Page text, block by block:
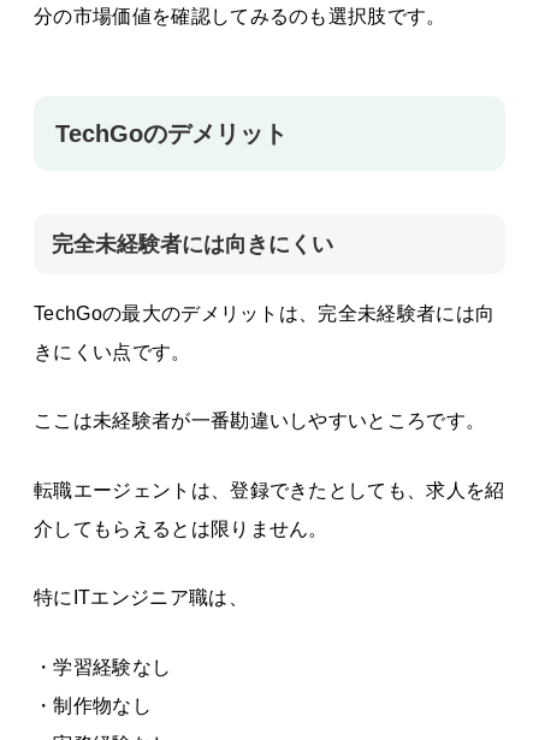
分の市場価値を確認してみるのも選択肢です。
TechGoのデメリット
完全未経験者には向きにくい
TechGoの最大のデメリットは、完全未経験者には向
きにくい点です。
ここは未経験者が一番勘違いしやすいところです。
転職エージェントは、登録できたとしても、求人を紹
介してもらえるとは限りません。
特にITエンジニア職は、
・学習経験なし
・制作物なし